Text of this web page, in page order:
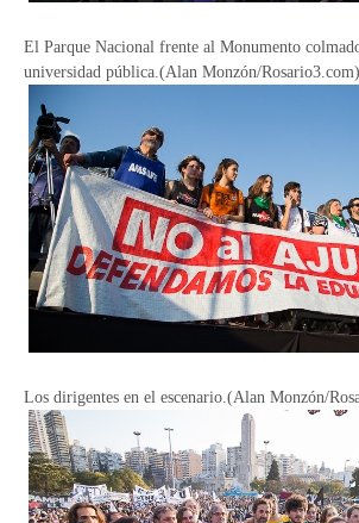
El Parque Nacional frente al Monumento
universidad pública.(Alan Monzón/
Los dirigentes en el escenario.(Alan Monzón/